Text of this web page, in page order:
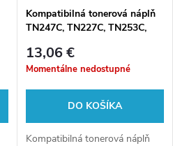
Kompatibilná tonerová náplň
TN247C, TN227C, TN253C,
Brother
13,06 €
Momentálne nedostupné
DO KOŠÍKA
Kompatibilná tonerová náplň